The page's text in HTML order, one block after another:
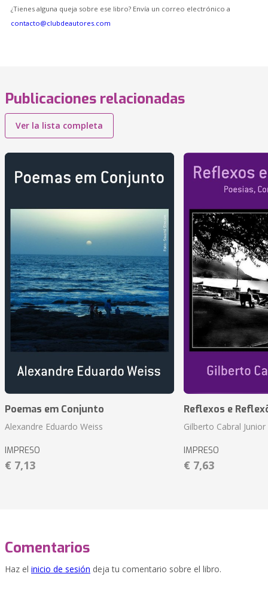
¿Tienes alguna queja sobre ese libro? Envía un correo electrónico a
contacto@clubdeautores.com
Publicaciones relacionadas
Ver la lista completa
Poemas em Conjunto
Alexandre Eduardo Weiss
IMPRESO
€ 7,13
Reflexos e
Gilberto Cabral Junior
IMPRESO
€ 7,63
Comentarios
Haz el inicio de sesión deja tu comentario sobre el libro.